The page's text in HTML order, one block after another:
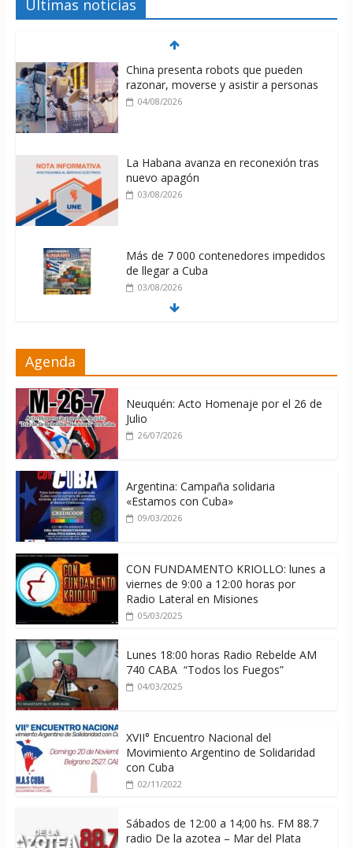
Últimas noticias
China presenta robots que pueden
razonar, moverse y asistir a personas
04/08/2026
La Habana avanza en reconexión tras
nuevo apagón
03/08/2026
Más de 7 000 contenedores impedidos
de llegar a Cuba
03/08/2026
04/08/2026
Agenda
Neuquén: Acto Homenaje por el 26 de
Julio
26/07/2026
Argentina: Campaña solidaria
«Estamos con Cuba»
09/03/2026
CON FUNDAMENTO KRIOLLO: lunes a
viernes de 9:00 a 12:00 horas por
Radio Lateral en Misiones
05/03/2025
Lunes 18:00 horas Radio Rebelde AM
740 CABA “Todos los Fuegos”
04/03/2025
XVII° Encuentro Nacional del
Movimiento Argentino de Solidaridad
con Cuba
02/11/2022
Sábados de 12:00 a 14;00 hs. FM 88.7
radio De la azotea – Mar del Plata